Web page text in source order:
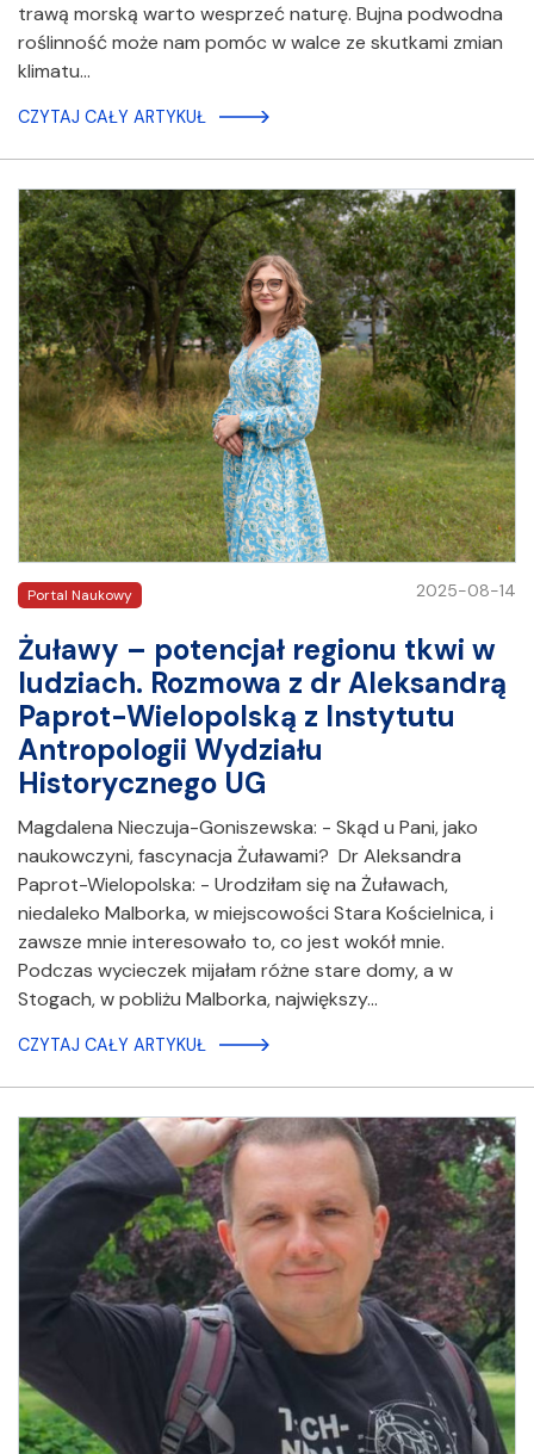
trawą morską warto wesprzeć naturę. Bujna podwodna
roślinność może nam pomóc w walce ze skutkami zmian
klimatu…
CZYTAJ CAŁY ARTYKUŁ
Portal Naukowy 2025-08-14
Żuławy – potencjał regionu tkwi w
ludziach. Rozmowa z dr Aleksandrą
Paprot-Wielopolską z Instytutu
Antropologii Wydziału
Historycznego UG
Magdalena Nieczuja-Goniszewska: - Skąd u Pani, jako
naukowczyni, fascynacja Żuławami? Dr Aleksandra
Paprot-Wielopolska: - Urodziłam się na Żuławach,
niedaleko Malborka, w miejscowości Stara Kościelnica, i
zawsze mnie interesowało to, co jest wokół mnie.
Podczas wycieczek mijałam różne stare domy, a w
Stogach, w pobliżu Malborka, największy…
CZYTAJ CAŁY ARTYKUŁ